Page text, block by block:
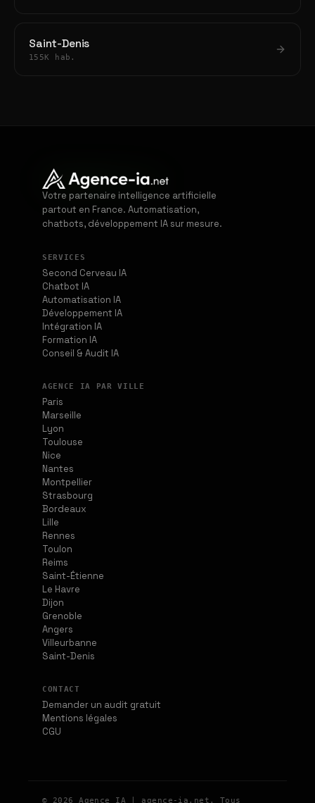
Saint-Denis
155K hab.
Votre partenaire intelligence artificielle
partout en France. Automatisation,
chatbots, développement IA sur mesure.
SERVICES
Second Cerveau IA
Chatbot IA
Automatisation IA
Développement IA
Intégration IA
Formation IA
Conseil & Audit IA
AGENCE IA PAR VILLE
Paris
Marseille
Lyon
Toulouse
Nice
Nantes
Montpellier
Strasbourg
Bordeaux
Lille
Rennes
Toulon
Reims
Saint-Étienne
Le Havre
Dijon
Grenoble
Angers
Villeurbanne
Saint-Denis
CONTACT
Demander un audit gratuit
Mentions légales
CGU
© 2026 Agence IA | agence-ia.net. Tous